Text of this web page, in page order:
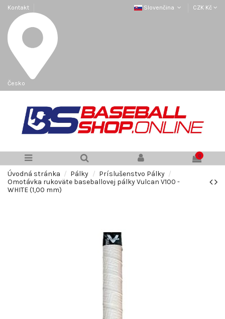
Kontakt
Česko
Slovenčina CZK Kč
0
Úvodná stránka Pálky
Príslušenstvo Pálky
Omotávka rukoväte baseballovej pálky Vulcan V100 -
WHITE (1,00 mm)